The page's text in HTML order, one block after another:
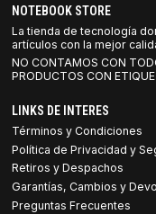
NOTEBOOK STORE
La tienda de tecnología
artículos con la mejor
NO CONTAMOS CON
PRODUCTOS CON
LINKS DE INTERES
Términos y Condiciones
Política de Privacidad y
Retiros y Despachos
Garantías, Cambios y
Preguntas Frecuentes